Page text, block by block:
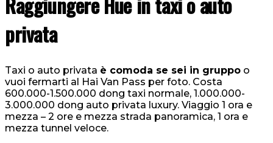
privata
Taxi o auto privata è comoda se sei in gruppo o
vuoi fermarti al Hai Van Pass per foto. Costa
600.000-1.500.000 dong taxi normale, 1.000.000-
3.000.000 dong auto privata luxury. Viaggio 1 ora e
mezza – 2 ore e mezza strada panoramica, 1 ora e
mezza tunnel veloce.